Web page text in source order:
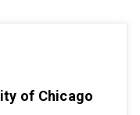
of Chicago